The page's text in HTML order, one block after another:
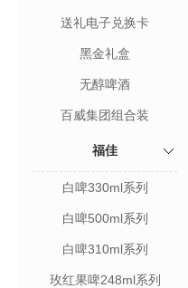
送礼电子兑换卡
黑金礼盒
无醇啤酒
百威集团组合装
福佳
白啤330ml系列
白啤500ml系列
白啤310ml系列
玫红果啤248ml系列